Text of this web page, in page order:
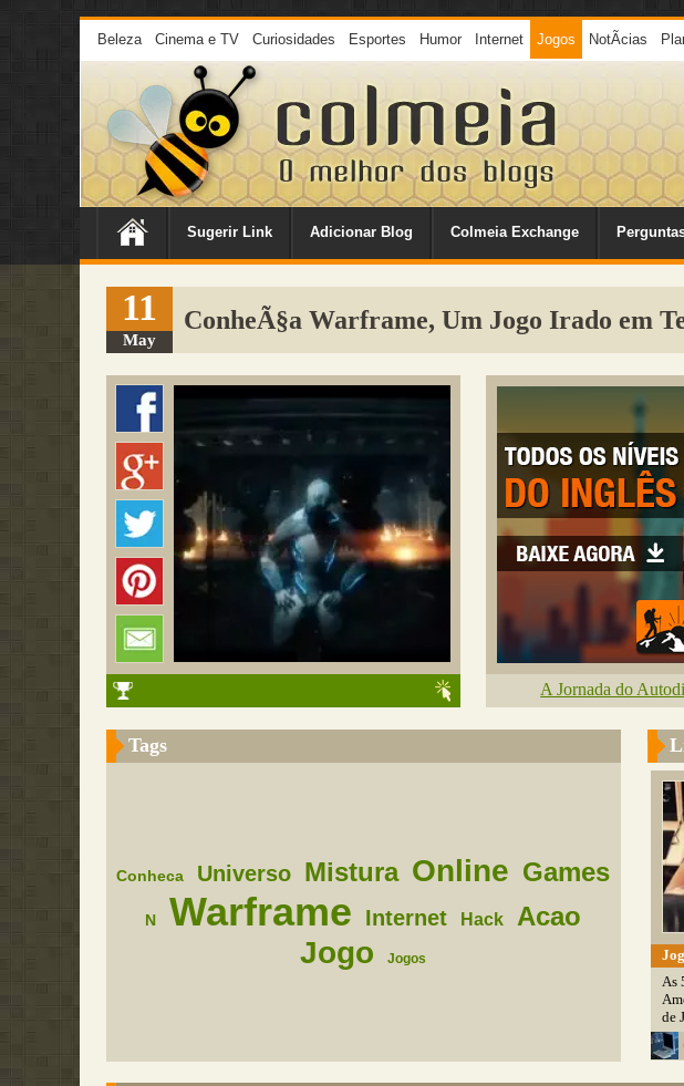
Beleza Cinema e TV Curiosidades Esportes Humor Internet Jogos NotÃ­cias
Sugerir Link Adicionar Blog Colmeia Exchange
11
May
ConheÃ§a Warframe, Um Jogo Irado em
A Jornada do
Tags
Conheca Universo Mistura Online Games
N Warframe Internet Hack Acao
Jogo Jogos
As
de